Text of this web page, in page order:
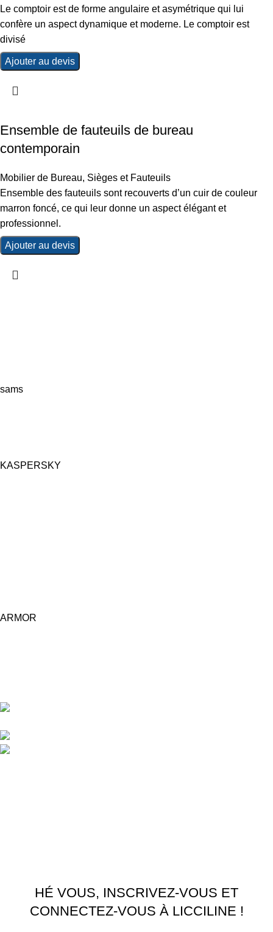
Le comptoir est de forme angulaire et asymétrique qui lui
confère un aspect dynamique et moderne. Le comptoir est
divisé
Ajouter au devis
Ensemble de fauteuils de bureau
contemporain
Mobilier de Bureau, Sièges et Fauteuils
Ensemble des fauteuils sont recouverts d’un cuir de couleur
marron foncé, ce qui leur donne un aspect élégant et
professionnel.
Ajouter au devis
sams
KASPERSKY
ARMOR
HÉ VOUS, INSCRIVEZ-VOUS ET
CONNECTEZ-VOUS À LICCILINE !